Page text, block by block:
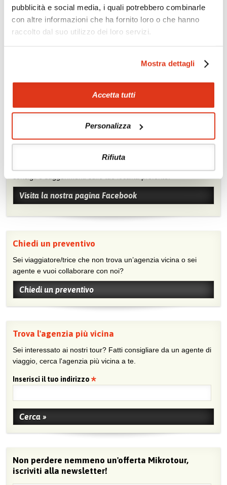
pubblicità e social media, i quali potrebbero combinarle
con altre informazioni che ha fornito loro o che hanno
raccolto dal suo utilizzo dei loro servizi.
Mostra dettagli
Accetta tutti
Personalizza
Rifiuta
Tour naturalistici
Golf
Tour con treni di lusso
Arrampicata
Visita la nostra pagina Facebook
Chiedi un preventivo
Sei viaggiatore/trice che non trova un’agenzia vicina o sei
agente e vuoi collaborare con noi?
Chiedi un preventivo
Trova l'agenzia più vicina
Sei interessato ai nostri tour? Fatti consigliare da un agente di
viaggio, cerca l'agenzia più vicina a te.
Inserisci il tuo indirizzo
Non perdere nemmeno un'offerta Mikrotour,
iscriviti alla newsletter!